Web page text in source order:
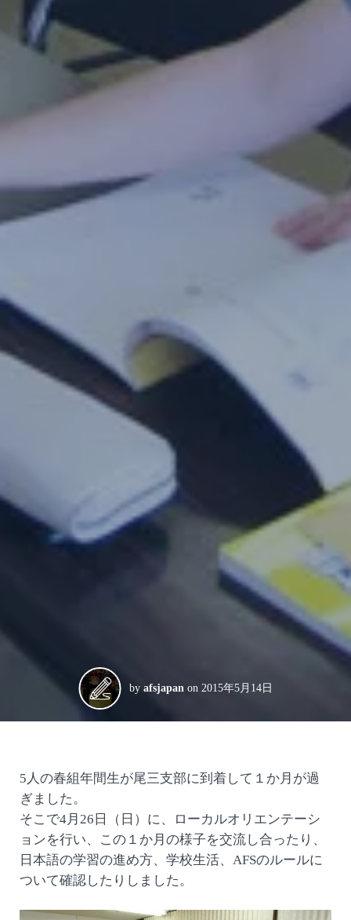
by afsjapan on 2015年5月14日
5人の春組年間生が尾三支部に到着して１か月が過
ぎました。
そこで4月26日（日）に、ローカルオリエンテーシ
ョンを行い、この１か月の様子を交流し合ったり、
日本語の学習の進め方、学校生活、AFSのルールに
ついて確認したりしました。